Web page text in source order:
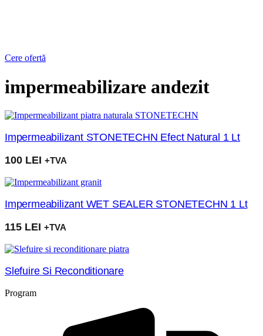
Cere ofertă
impermeabilizare andezit
Impermeabilizant STONETECHN Efect Natural 1 Lt
100 LEI +TVA
Impermeabilizant WET SEALER STONETECHN 1 Lt
115 LEI +TVA
Slefuire Si Reconditionare
Program